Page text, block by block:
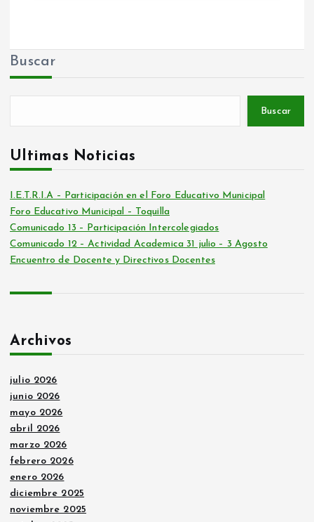
a
d
a
s
Buscar
Buscar
Ultimas Noticias
I.E.T.R.I.A – Participación en el Foro Educativo Municipal
Foro Educativo Municipal – Toquilla
Comunicado 13 – Participación Intercolegiados
Comunicado 12 – Actividad Academica 31 julio – 3 Agosto
Encuentro de Docente y Directivos Docentes
Archivos
julio 2026
junio 2026
mayo 2026
abril 2026
marzo 2026
febrero 2026
enero 2026
diciembre 2025
noviembre 2025